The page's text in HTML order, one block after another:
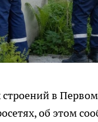
в
об этом